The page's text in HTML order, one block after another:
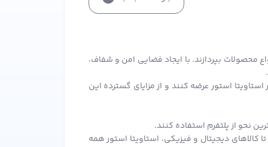
محصولات بپردازند. با ایجاد فضایی امن و شفاف،
استور عرضه کنند و از مزایای گسترده این
نحو از پلتفرم استفاده کنند.
کالاهای دیجیتال و فیزیکی، استاویتا استور همه